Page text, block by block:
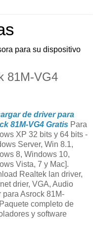
para su dispositivo
81M-VG4
de driver para
81M-VG4 Gratis Para
XP 32 bits y 64 bits -
Server, Win 8.1,
8, Windows 10,
Vista, 7 y Mac].
Realtek lan driver,
drier, VGA, Audio
para Asrock 81M-
completo de
y software